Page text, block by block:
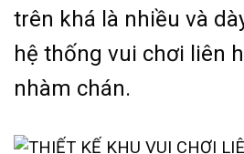
trên khá là nhiều và
hệ thống vui chơi liên
nhàm chán.